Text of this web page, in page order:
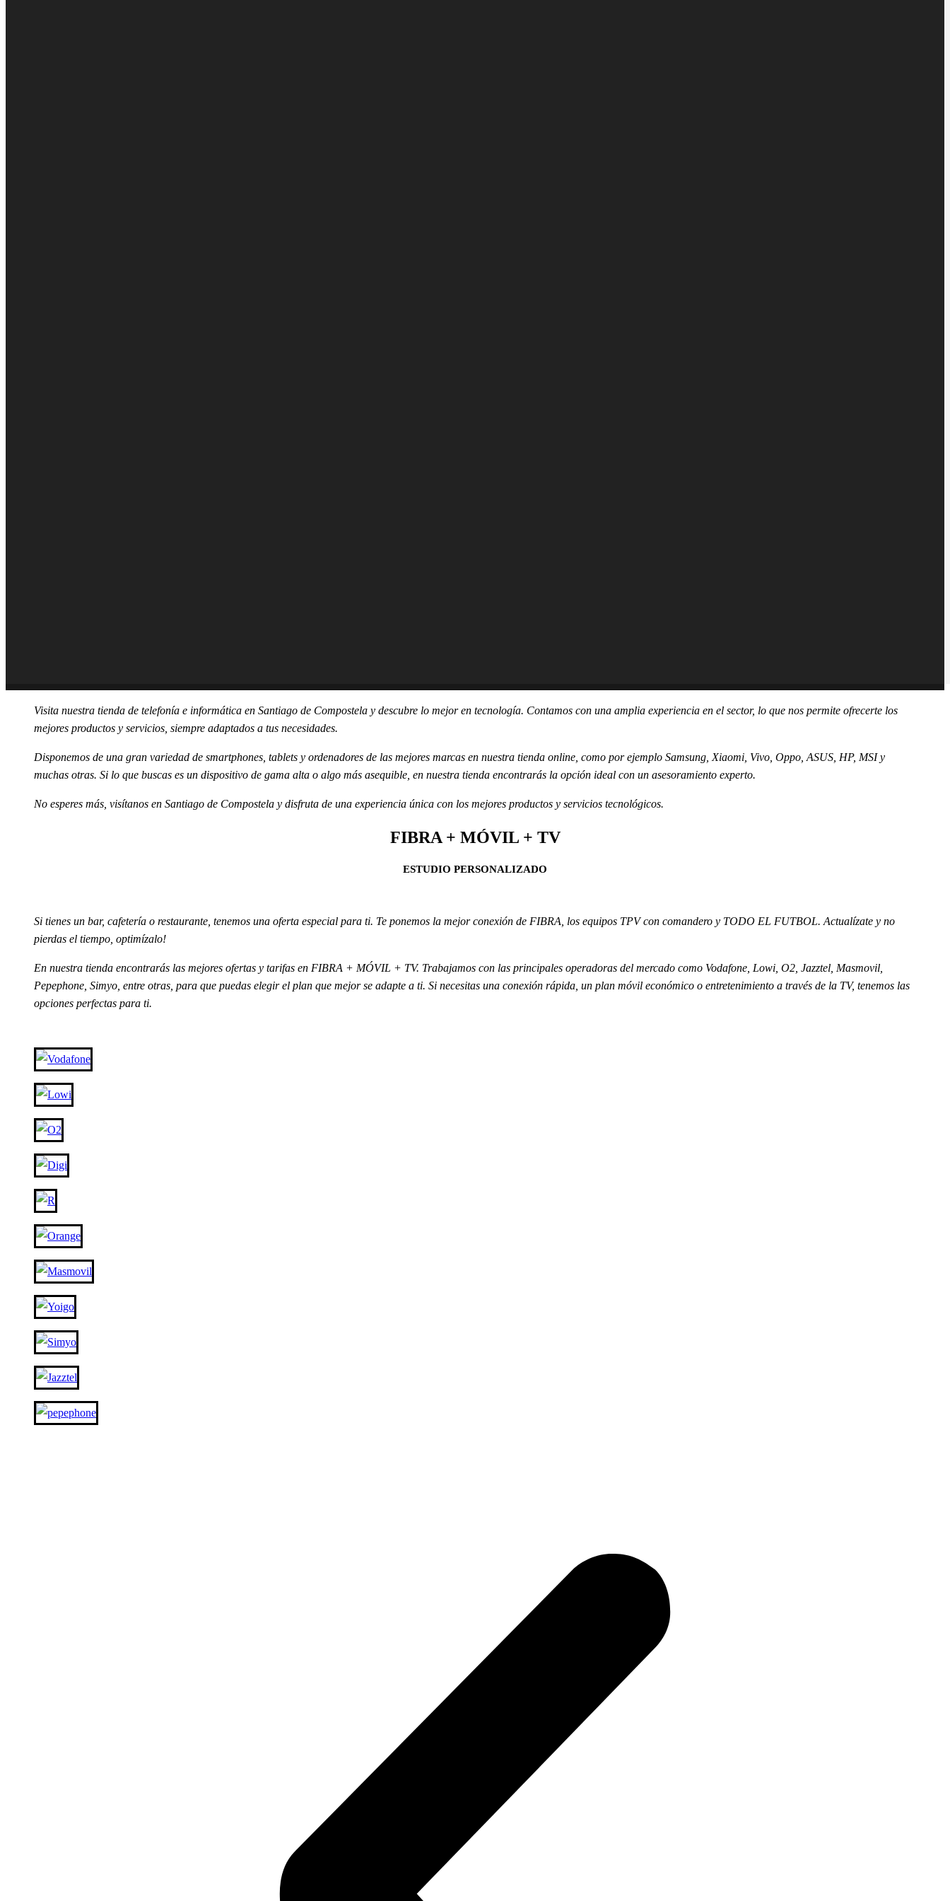
Visita nuestra tienda de telefonía e informática en Santiago de Compostela y descubre lo mejor en tecnología. Contamos con una amplia experiencia en el sector, lo que nos permite ofrecerte los
mejores productos y servicios, siempre adaptados a tus necesidades.
Disponemos de una gran variedad de smartphones, tablets y ordenadores de las mejores marcas en nuestra tienda online, como por ejemplo Samsung, Xiaomi, Vivo, Oppo, ASUS, HP, MSI y
muchas otras. Si lo que buscas es un dispositivo de gama alta o algo más asequible, en nuestra tienda encontrarás la opción ideal con un asesoramiento experto.
No esperes más, visítanos en Santiago de Compostela y disfruta de una experiencia única con los mejores productos y servicios tecnológicos.
FIBRA + MÓVIL + TV
ESTUDIO PERSONALIZADO
Si tienes un bar, cafetería o restaurante, tenemos una oferta especial para ti. Te ponemos la mejor conexión de FIBRA, los equipos TPV con comandero y TODO EL FUTBOL. Actualízate y no
pierdas el tiempo, optimízalo!
En nuestra tienda encontrarás las mejores ofertas y tarifas en FIBRA + MÓVIL + TV. Trabajamos con las principales operadoras del mercado como Vodafone, Lowi, O2, Jazztel, Masmovil,
Pepephone, Simyo, entre otras, para que puedas elegir el plan que mejor se adapte a ti. Si necesitas una conexión rápida, un plan móvil económico o entretenimiento a través de la TV, tenemos las
opciones perfectas para ti.